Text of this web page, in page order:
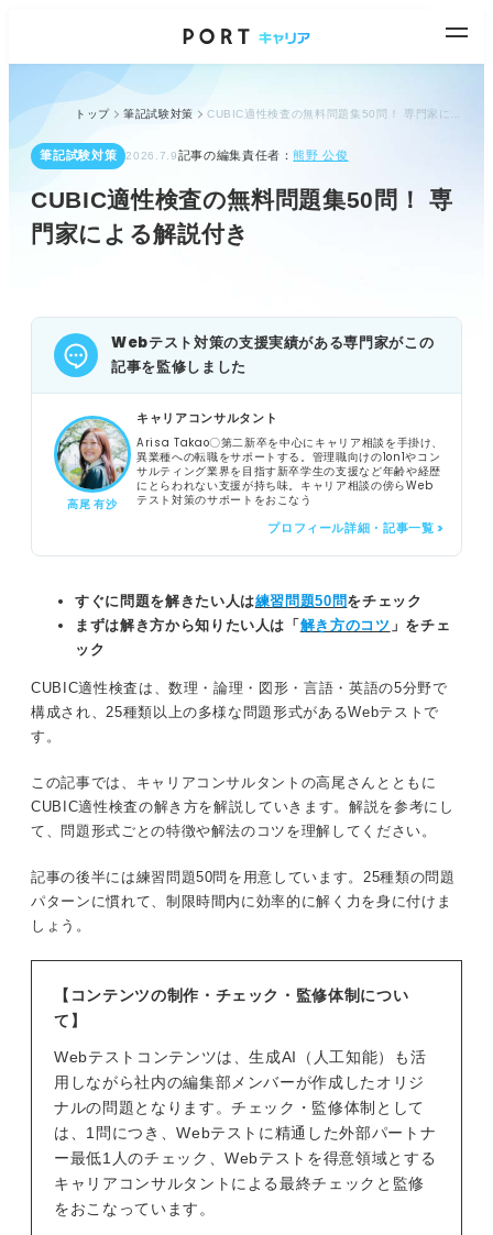
トップ 筆記試験対策
筆記試験対策 2026.7.9記事の編集責任者：熊野 公俊
CUBIC適性検査の無料問題集50問！ 専
門家による解説付き
Webテスト対策の支援実績がある専門家がこの
記事を監修しました
高尾 有沙
キャリアコンサルタント
Arisa Takao〇第二新卒を中心にキャリア相談を手掛け、
異業種への転職をサポートする。管理職向けの1on1やコン
サルティング業界を目指す新卒学生の支援など年齢や経歴
にとらわれない支援が持ち味。キャリア相談の傍らWeb
テスト対策のサポートをおこなう
プロフィール詳細・記事一覧 >
すぐに問題を解きたい人は練習問題50問をチェック
まずは解き方から知りたい人は「 解き方のコツ 」をチェ
ック
CUBIC適性検査は、数理・論理・図形・言語・英語の5分野で
構成され、25種類以上の多様な問題形式があるWebテストで
す。
この記事では、キャリアコンサルタントの高尾さんとともに
CUBIC適性検査の解き方を解説していきます。解説を参考にし
て、問題形式ごとの特徴や解法のコツを理解してください。
記事の後半には練習問題50問を用意しています。25種類の問題
パターンに慣れて、制限時間内に効率的に解く力を身に付けま
しょう。
【コンテンツの制作・チェック・監修体制につい
て】
Webテストコンテンツは、生成AI（人工知能）も活
用しながら社内の編集部メンバーが作成したオリジ
ナルの問題となります。チェック・監修体制として
は、1問につき、Webテストに精通した外部パートナ
ー最低1人のチェック、Webテストを得意領域とする
キャリアコンサルタントによる最終チェックと監修
をおこなっています。